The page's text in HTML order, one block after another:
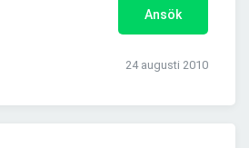
Ansök
24 augusti 2010